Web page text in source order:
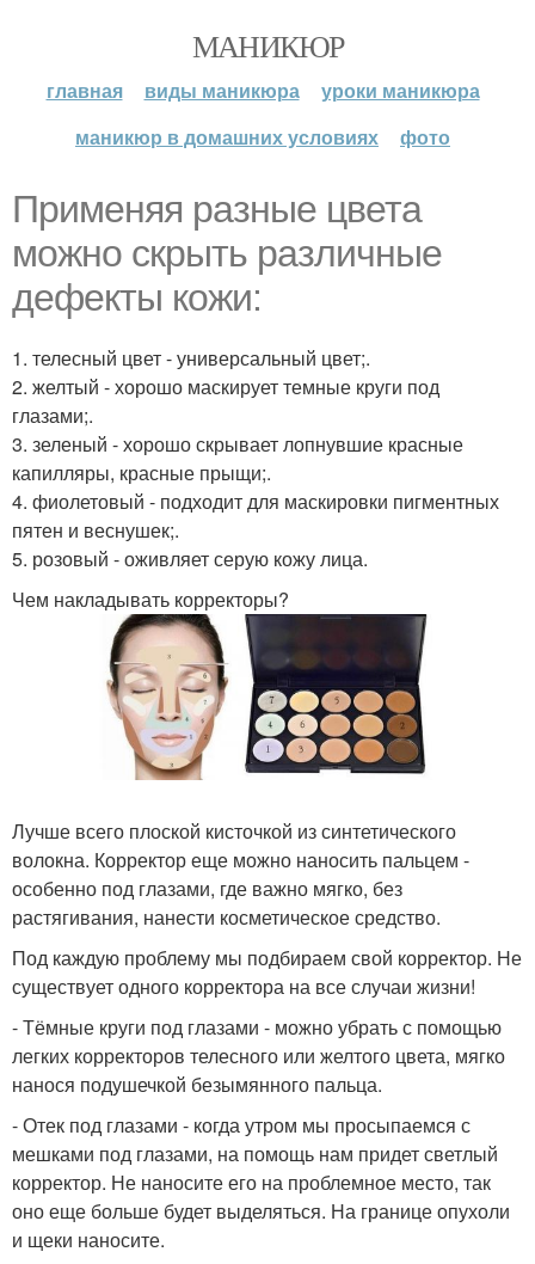
МАНИКЮР
главная виды маникюра
уроки маникюра
маникюр в домашних условиях
фото
Применяя разные цвета
можно скрыть различные
дефекты кожи:
1. телесный цвет - универсальный цвет;.
2. желтый - хорошо маскирует темные круги под
глазами;.
3. зеленый - хорошо скрывает лопнувшие красные
капилляры, красные прыщи;.
4. фиолетовый - подходит для маскировки пигментных
пятен и веснушек;.
5. розовый - оживляет серую кожу лица.
Чем накладывать корректоры?
Лучше всего плоской кисточкой из синтетического
волокна. Корректор еще можно наносить пальцем -
особенно под глазами, где важно мягко, без
растягивания, нанести косметическое средство.
Под каждую проблему мы подбираем свой корректор. Не
существует одного корректора на все случаи жизни!
- Тёмные круги под глазами - можно убрать с помощью
легких корректоров телесного или желтого цвета, мягко
нанося подушечкой безымянного пальца.
- Отек под глазами - когда утром мы просыпаемся с
мешками под глазами, на помощь нам придет светлый
корректор. Не наносите его на проблемное место, так
оно еще больше будет выделяться. На границе опухоли
и щеки наносите.